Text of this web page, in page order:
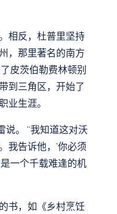
相反，杜普里坚持
，那里著名的南方
皮茨伯勒费林顿别
到三角区，开始了
业生涯。
说。 “我知道这对沃
我告诉他，‘你必须
一个千载难逢的机
书，如《乡村烹饪